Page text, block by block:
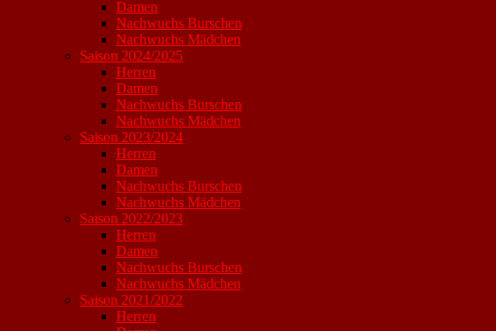
Damen
Nachwuchs Burschen
Nachwuchs Mädchen
Saison 2024/2025
Herren
Damen
Nachwuchs Burschen
Nachwuchs Mädchen
Saison 2023/2024
Herren
Damen
Nachwuchs Burschen
Nachwuchs Mädchen
Saison 2022/2023
Herren
Damen
Nachwuchs Burschen
Nachwuchs Mädchen
Saison 2021/2022
Herren